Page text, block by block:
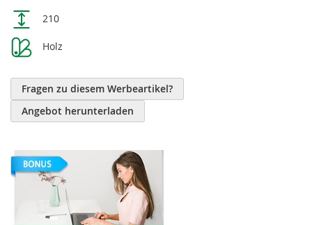
210
Holz
Fragen zu diesem Werbeartikel?
Angebot herunterladen